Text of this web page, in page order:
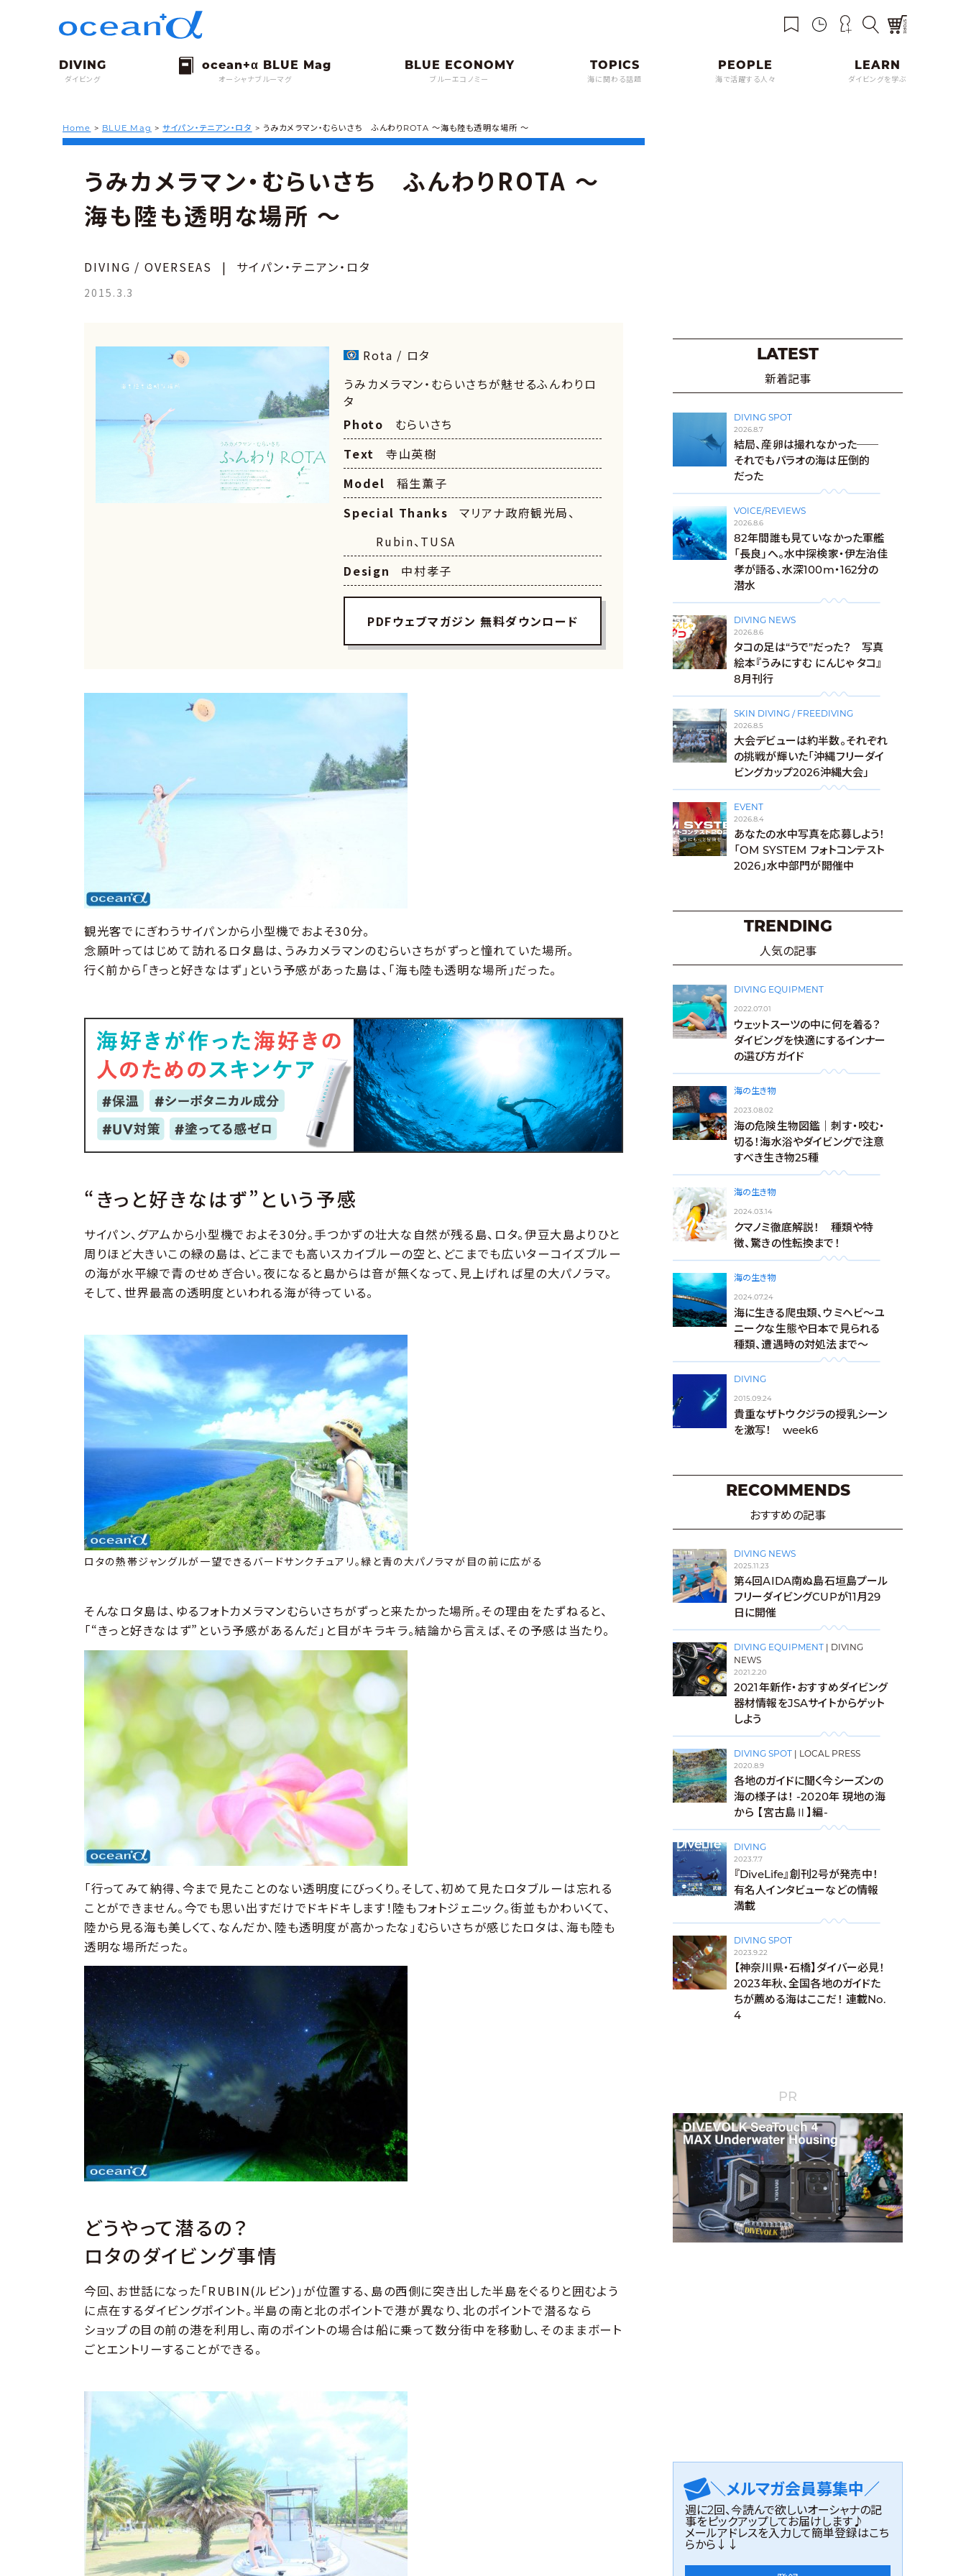
ダイビング オーシャナブルーマグ ブルーエコノミー 海に関わる話題 海で活躍する人々 ダイビングを学ぶ
Home > BLUE Mag >サイパン・テニアン・ロタ > うみカメラマン・むらいさち ふんわりROTA ～海も陸も透明な場所 ～
うみカメラマン・むらいさち ふんわりROTA ～
海も陸も透明な場所 ～
DIVING / OVERSEAS | サイパン・テニアン・ロタ
2015.3.3
Rota / ロタ
うみカメラマン・むらいさちが魅せるふんわりロ
タ
Photo
むらいさち
Text
寺山英樹
Model
稲生薫子
Special Thanks
マリアナ政府観光局、
Rubin、TUSA
Design
中村孝子
PDFウェブマガジン 無料ダウンロード
観光客でにぎわうサイパンから小型機でおよそ30分。
念願叶ってはじめて訪れるロタ島は、うみカメラマンのむらいさちがずっと憧れていた場所。
行く前から「きっと好きなはず」という予感があった島は、「海も陸も透明な場所」だった。
“きっと好きなはず”という予感
サイパン、グアムから小型機でおよそ30分。手つかずの壮大な自然が残る島、ロタ。伊豆大島よりひと
周りほど大きいこの緑の島は、どこまでも高いスカイブルーの空と、どこまでも広いターコイズブルー
の海が水平線で青のせめぎ合い。夜になると島からは音が無くなって、見上げれば星の大パノラマ。
そして、世界最高の透明度といわれる海が待っている。
ロタの熱帯ジャングルが一望できるバードサンクチュアリ。緑と青の大パノラマが目の前に広がる
そんなロタ島は、ゆるフォトカメラマンむらいさちがずっと来たかった場所。その理由をたずねると、
「“きっと好きなはず”という予感があるんだ」と目がキラキラ。結論から言えば、その予感は当たり。
「行ってみて納得、今まで見たことのない透明度にびっくり。そして、初めて見たロタブルーは忘れる
ことができません。今でも思い出すだけでドキドキします！陸もフォトジェニック。街並もかわいくて、
陸から見る海も美しくて、なんだか、陸も透明度が高かったな」むらいさちが感じたロタは、海も陸も
透明な場所だった。
どうやって潜るの？
ロタのダイビング事情
今回、お世話になった「RUBIN(ルビン)」が位置する、島の西側に突き出した半島をぐるりと囲むよう
に点在するダイビングポイント。半島の南と北のポイントで港が異なり、北のポイントで潜るなら
ショップの目の前の港を利用し、南のポイントの場合は船に乗って数分街中を移動し、そのままボート
ごとエントリーすることができる。
LATEST
新着記事
DIVING SPOT
2026.8.7
結局、産卵は撮れなかった──
それでもパラオの海は圧倒的
だった
VOICE/REVIEWS
2026.8.6
82年間誰も見ていなかった軍艦
「長良」へ。水中探検家・伊左治佳
孝が語る、水深100m・162分の
潜水
DIVING NEWS
2026.8.6
タコの足は“うで”だった？ 写真
絵本『うみにすむ にんじゃ タコ』
8月刊行
SKIN DIVING / FREEDIVING
2026.8.5
大会デビューは約半数。それぞれ
の挑戦が輝いた「沖縄フリーダイ
ビングカップ2026沖縄大会」
EVENT
2026.8.4
あなたの水中写真を応募しよう！
「OM SYSTEM フォトコンテスト
2026」水中部門が開催中
TRENDING
人気の記事
DIVING EQUIPMENT
2022.07.01
ウェットスーツの中に何を着る？
ダイビングを快適にするインナー
の選び方ガイド
海の生き物
2023.08.02
海の危険生物図鑑｜刺す・咬む・
切る！海水浴やダイビングで注意
すべき生き物25種
海の生き物
2024.03.14
クマノミ徹底解説！ 種類や特
徴、驚きの性転換まで！
海の生き物
2024.07.24
海に生きる爬虫類、ウミヘビ～ユ
ニークな生態や日本で見られる
種類、遭遇時の対処法まで～
DIVING
2015.09.24
貴重なザトウクジラの授乳シーン
を激写！ week6
RECOMMENDS
おすすめの記事
DIVING NEWS
2025.11.23
第4回AIDA南ぬ島石垣島プール
フリーダイビングCUPが11月29
日に開催
DIVING EQUIPMENT | DIVING
NEWS
2021.2.20
2021年新作・おすすめダイビング
器材情報をJSAサイトからゲット
しよう
DIVING SPOT | LOCAL PRESS
2020.8.9
各地のガイドに聞く今シーズンの
海の様子は！ -2020年 現地の海
から 【宮古島Ⅱ】編-
DIVING
2023.7.7
『DiveLife』創刊2号が発売中！
有名人インタビューなどの情報
満載
DIVING SPOT
2023.9.22
【神奈川県・石橋】ダイバー必見！
2023年秋、全国各地のガイドた
ちが薦める海はここだ！ 連載No.
4
PR
＼メルマガ会員募集中／
週に2回、今読んで欲しいオーシャナの記
事をピックアップしてお届けします♪
メールアドレスを入力して簡単登録はこち
らから↓↓